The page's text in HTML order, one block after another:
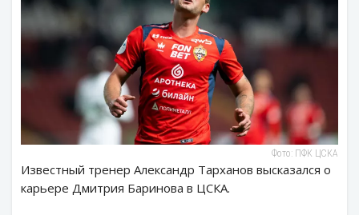
Фото: ПФК ЦСКА
Известный тренер Александр Тарханов высказался о
карьере Дмитрия Баринова в ЦСКА.